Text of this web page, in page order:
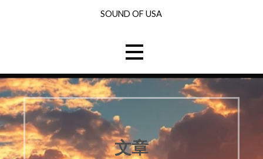
SOUND OF USA
文章